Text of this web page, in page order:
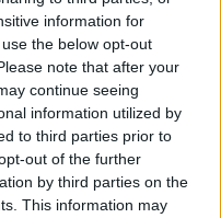
information for
the below opt-out
note that after your
continue seeing
information utilized by
to third parties prior to
out of the further
by third parties on the
This information may
ne építsünk